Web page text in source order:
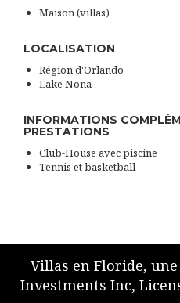
Maison (villas)
LOCALISATION
Région d'Orlando
Lake Nona
INFORMATIONS
PRESTATIONS
Club-House avec piscine
Tennis et basketball
Villas en Floride,
Investments Inc,